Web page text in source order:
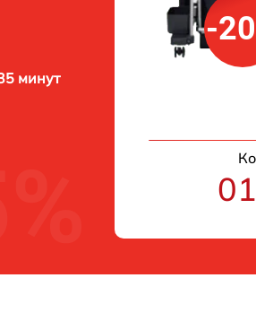
минут
-